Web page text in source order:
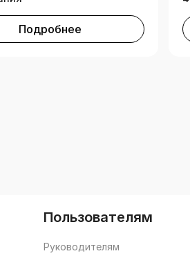
Подробнее
Пользователям
Руководителям